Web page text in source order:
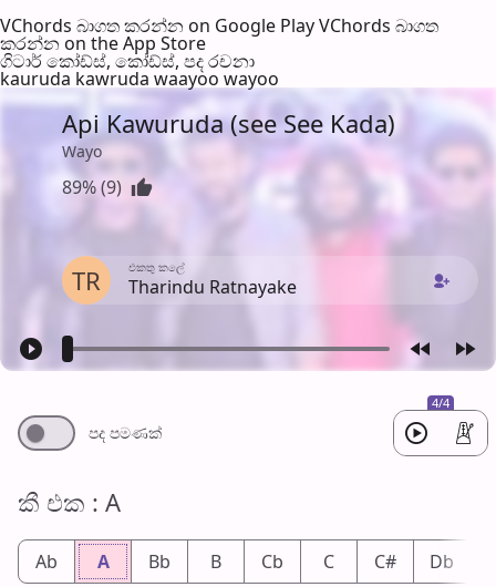
VChords බාගත කරන්න on Google PlayVChords බාගත
කරන්න on the App Store
ගිටාර් කෝඩ්ස්, කෝඩ්ස්, පද රච​නා
kauruda kawruda waayoo wayoo
Api Kawuruda (see See Kada)
Wayo
89% (9)
TR එක​තු කලේ
Tharindu Ratnayake
4/4
පද පමණ​ක්
කී එ​ක : A
Ab A Bb B Cb C C# Db